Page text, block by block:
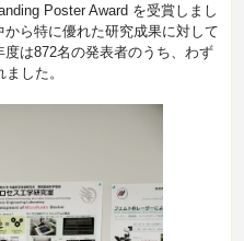
Poster Award を受賞しまし
ら特に優れた研究成果に対して
は872名の発表者のうち、わず
した。